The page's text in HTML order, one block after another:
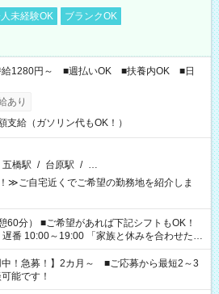
未経験OK
ブランクOK
給1280円～ ■週払いOK ■扶養内OK ■日
あり
支給（ガソリン代もOK！）
五橋駅 / 台原駅 / …
≫ご自宅近くでご希望の勤務地を紹介しま
記シフトもOK！
19:00 「家族と休みを合わせた
て夕飯の準備がしたい」 「できれば残業はし
望を教えてくださいね。 ※Wワーク希望
仕事で希望する勤務時間と、もう1つのお仕事
で週40時間を超える場合は応募できません。
中！急募！】2カ月～ ■ご応募から最短2～3
能です！